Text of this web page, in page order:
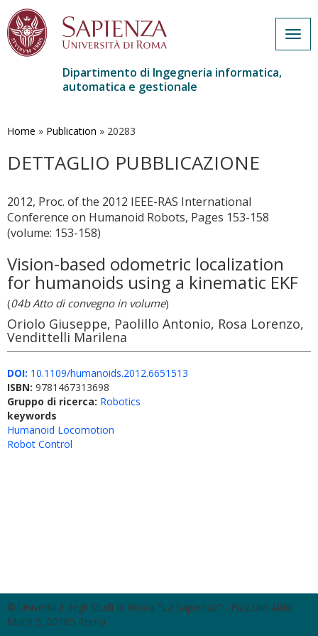
contenuto
Dipartimento di Ingegneria informatica,
automatica e gestionale
Home » Publication » 20283
DETTAGLIO PUBBLICAZIONE
2012, Proc. of the 2012 IEEE-RAS International
Conference on Humanoid Robots, Pages 153-158
(volume: 153-158)
Vision-based odometric localization
for humanoids using a kinematic EKF
(04b Atto di convegno in volume)
Oriolo Giuseppe, Paolillo Antonio, Rosa Lorenzo,
Vendittelli Marilena
DOI: 10.1109/humanoids.2012.6651513
ISBN: 9781467313698
Gruppo di ricerca: Robotics
keywords
Humanoid Locomotion
Robot Control
© Università degli Studi di Roma "La Sapienza" - Piazzale Aldo
Moro 5, 00185 Roma